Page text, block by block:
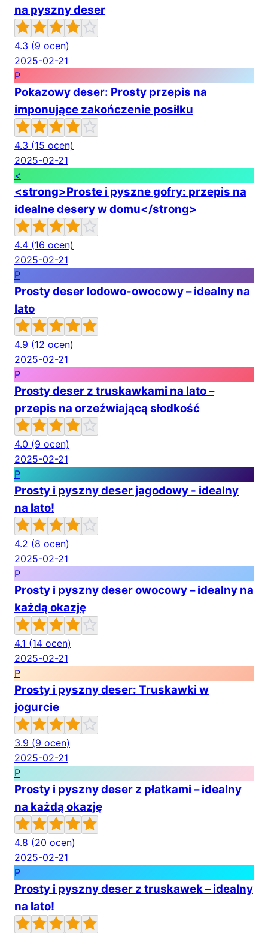
na pyszny deser
4.3 (9 ocen)
2025-02-21
P
Pokazowy deser: Prosty przepis na
imponujące zakończenie posiłku
4.3 (15 ocen)
2025-02-21
<
<strong>Proste i pyszne gofry: przepis na
idealne desery w domu</strong>
4.4 (16 ocen)
2025-02-21
P
Prosty deser lodowo-owocowy – idealny na
lato
4.9 (12 ocen)
2025-02-21
P
Prosty deser z truskawkami na lato –
przepis na orzeźwiającą słodkość
4.0 (9 ocen)
2025-02-21
P
Prosty i pyszny deser jagodowy - idealny
na lato!
4.2 (8 ocen)
2025-02-21
P
Prosty i pyszny deser owocowy – idealny na
każdą okazję
4.1 (14 ocen)
2025-02-21
P
Prosty i pyszny deser: Truskawki w
jogurcie
3.9 (9 ocen)
2025-02-21
P
Prosty i pyszny deser z płatkami – idealny
na każdą okazję
4.8 (20 ocen)
2025-02-21
P
Prosty i pyszny deser z truskawek – idealny
na lato!